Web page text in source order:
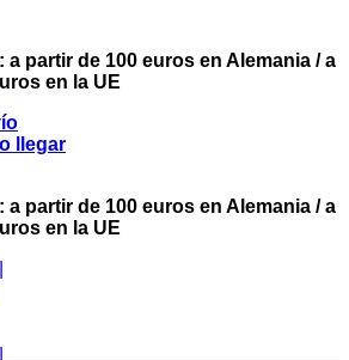
a partir de 100 euros en Alemania / a
en la UE
llegar
a partir de 100 euros en Alemania / a
en la UE